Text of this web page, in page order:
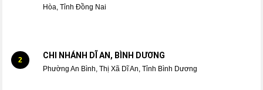
Hòa, Tỉnh Đồng Nai
2 CHI NHÁNH DĨ AN, BÌNH DƯƠNG
Phường An Bình, Thị Xã Dĩ An, Tỉnh Bình Dương